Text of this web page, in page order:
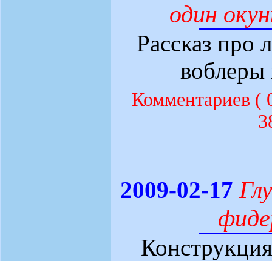
один
Рассказ про
воблеры
2009-02-17